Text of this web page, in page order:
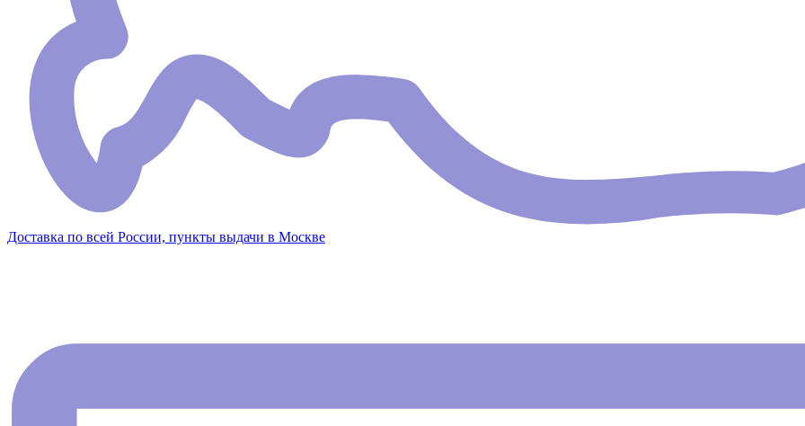
Доставка по всей России, пункты выдачи в Москве